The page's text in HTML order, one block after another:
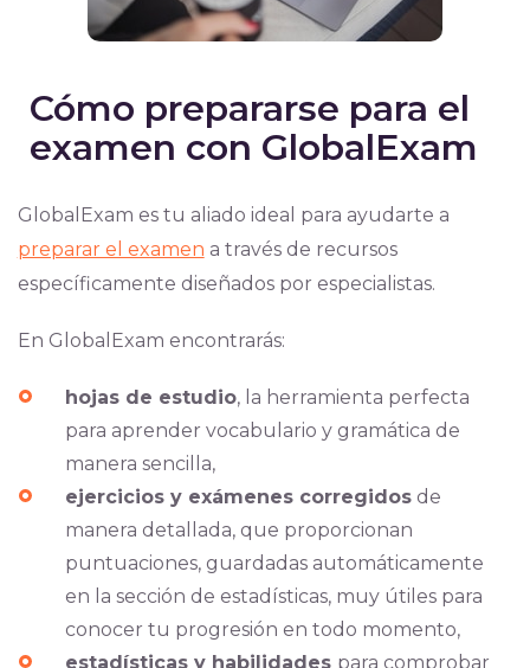
Cómo prepararse para el
examen con GlobalExam
GlobalExam es tu aliado ideal para ayudarte a
preparar el examen a través de recursos
específicamente diseñados por especialistas.
En GlobalExam encontrarás:
hojas de estudio, la herramienta perfecta
para aprender vocabulario y gramática de
manera sencilla,
ejercicios y exámenes corregidosde
manera detallada, que proporcionan
puntuaciones, guardadas automáticamente
en la sección de estadísticas, muy útiles para
conocer tu progresión en todo momento,
estadísticas y habilidades para comprobar